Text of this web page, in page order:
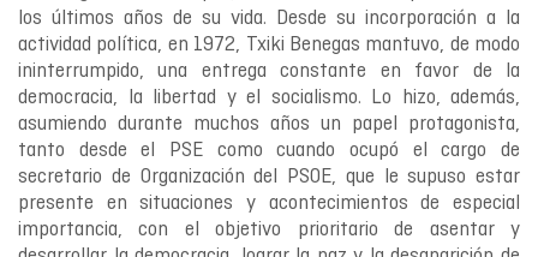
los últimos años de su vida. Desde su incorporación a la
actividad política, en 1972, Txiki Benegas mantuvo, de modo
ininterrumpido, una entrega constante en favor de la
democracia, la libertad y el socialismo. Lo hizo, además,
asumiendo durante muchos años un papel protagonista,
tanto desde el PSE como cuando ocupó el cargo de
secretario de Organización del PSOE, que le supuso estar
presente en situaciones y acontecimientos de especial
importancia, con el objetivo prioritario de asentar y